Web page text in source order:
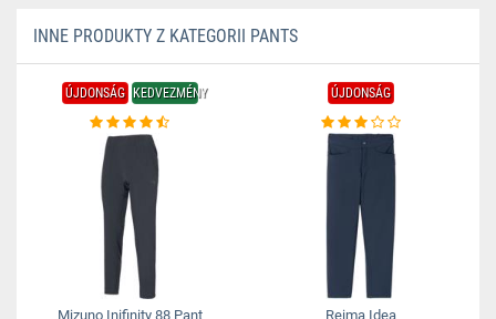
INNE PRODUKTY Z KATEGORII PANTS
ÚJDONSÁG KEDVEZMÉNY
Mizuno Inifinity 88 Pant
ÚJDONSÁG
Reima Idea